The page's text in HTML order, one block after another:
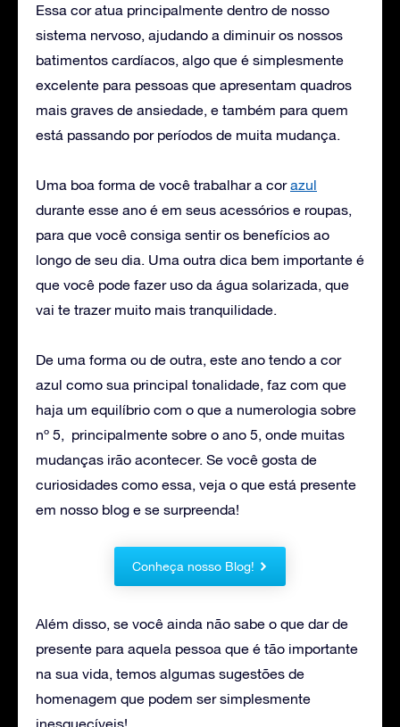
Essa cor atua principalmente dentro de nosso
sistema nervoso, ajudando a diminuir os nossos
batimentos cardíacos, algo que é simplesmente
excelente para pessoas que apresentam quadros
mais graves de ansiedade, e também para quem
está passando por períodos de muita mudança.
Uma boa forma de você trabalhar a corazul
durante esse ano é em seus acessórios e roupas,
para que você consiga sentir os benefícios ao
longo de seu dia. Uma outra dica bem importante é
que você pode fazer uso da água solarizada, que
vai te trazer muito mais tranquilidade.
De uma forma ou de outra, este ano tendo a cor
azul como sua principal tonalidade, faz com que
haja um equilíbrio com o que a numerologia sobre
nº 5, principalmente sobre o ano 5, onde muitas
mudanças irão acontecer. Se você gosta de
curiosidades como essa, veja o que está presente
em nosso blog e se surpreenda!
Conheça nosso Blog!
Além disso, se você ainda não sabe o que dar de
presente para aquela pessoa que é tão importante
na sua vida, temos algumas sugestões de
homenagem que podem ser simplesmente
inesquecíveis!